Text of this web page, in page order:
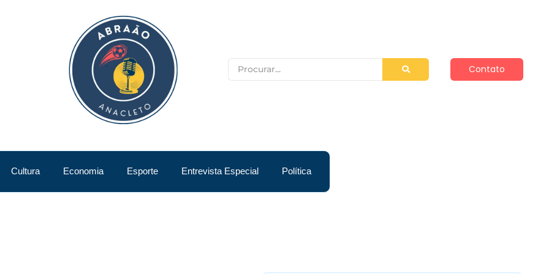
Contato
Cultura Economia Esporte Entrevista Especial Política